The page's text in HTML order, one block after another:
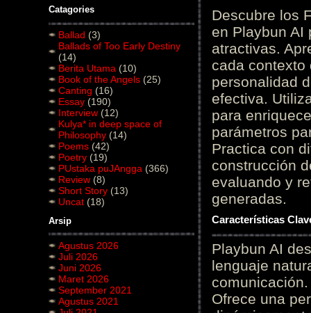
Catagories
Ballad (3)
Ballads of Too Early Destiny
(14)
Berita Utama (10)
Book of the Angels (25)
Canting (16)
Essay (190)
Interview (12)
Kulya* in deep space of
Philosophy (14)
Poems (42)
Poetry (19)
PUstaka puJAngga (366)
Review (8)
Short Story (13)
Uncat (18)
Arsip
Agustus 2026
Juli 2026
Juni 2026
Maret 2026
September 2021
Agustus 2021
Descubre los
en Playbun AI
atractivas.
cada contexto
personalidad
efectiva.
para
parámetros
Practica con
construcción
evaluando y
generadas.
Características
Playbun AI
lenguaje
comunicación.
Ofrece una